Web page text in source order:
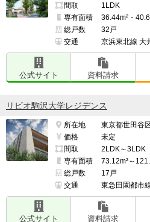
間取
1LDK
専有面積
36.44m²・
総戸数
32戸
交通
京浜東北線 大
公式サイト 資料請求
リビオ駒沢大学レジデンス
所在地
東京都世田谷
価格
未定
間取
2LDK～3LDK
専有面積
73.12m²～
総戸数
17戸
交通
東急田園都市
公式サイト 資料請求